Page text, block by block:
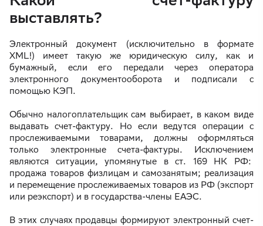
выставлять?
Электронный документ (исключительно в формате
XML!) имеет такую же юридическую силу, как и
бумажный, если его передали через оператора
электронного документооборота и подписали с
помощью КЭП.
Обычно налогоплательщик сам выбирает, в каком виде
выдавать счет-фактуру. Но если ведутся операции с
прослеживаемыми товарами, должны оформляться
только электронные счета-фактуры. Исключением
являются ситуации, упомянутые в ст. 169 НК РФ:
продажа товаров физлицам и самозанятым; реализация
и перемещение прослеживаемых товаров из РФ (экспорт
или реэкспорт) и в государства-члены ЕАЭС.
В этих случаях продавцы формируют электронный счет-